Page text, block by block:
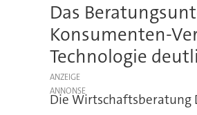
Das
Konsumenten-
Technologie
ANZEIGE
Die Wirtschaftsberatung